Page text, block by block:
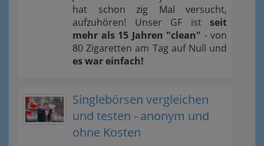
hat schon zig Mal versucht,
aufzuhören! Unser GF ist seit
mehr als 15 Jahren "clean" - von
80 Zigaretten am Tag auf Null und
es war einfach!
Singlebörsen vergleichen
und testen - anonym und
ohne Kosten